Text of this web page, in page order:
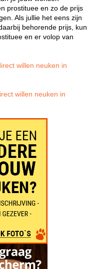
prostituee en zo de prijs
Als jullie het eens zijn
behorende prijs, kun
en er volop van
willen neuken in
willen neuken in